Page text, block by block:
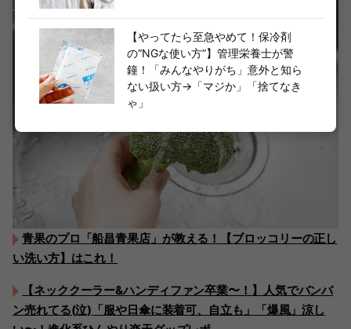
青果のプロ「船昌青果店」が教える！【ブロッコリーの正し
い洗い方】はこれ！
【ネッククーラー&ハンディファン卒業〜！】人気でバンバ
ン売れてる(泣)「服や日傘に装着可、自立も」「爆風」涼し
【やってたら至急やめて！保冷剤
の“NGな使い方”】管理栄養士が警
鐘！「みんなやりがち」意外と知ら
ない扱い方→「マジか」「捨てなき
ゃ」